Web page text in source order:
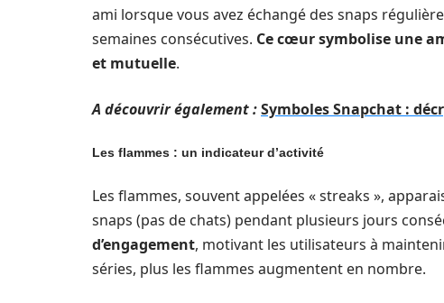
ami lorsque vous avez échangé des snaps
semaines consécutives. Ce cœur symbolise une
et mutuelle.
A découvrir également :Symboles Snapchat :
Les flammes : un indicateur d’activité
Les flammes, souvent appelées « streaks »,
snaps (pas de chats) pendant plusieurs jours
d’engagement, motivant les utilisateurs à
séries, plus les flammes augmentent en nombre.